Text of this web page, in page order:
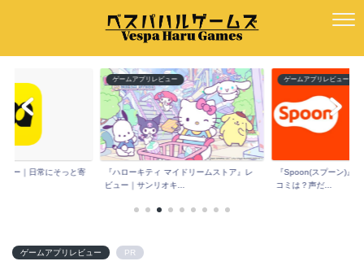
ドリームストア』レ
ゲームアプリレビュー
『Spoon(スプーン)』レビュー｜評判や口
コミは？声だ...
ゲームアプリレビュー
『にじげんカノジョ』
トでリアルすぎる...
ゲームアプリレビュー PR